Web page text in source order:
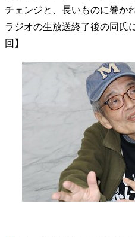
パートナーとの歩み方
親
病が教えてくれたこと
移
70代のグランドデザイン
社会・カルチャー・マネー
地域とつながる/お金との付き合
チェンジと、長いものに巻か
ラジオの生放送終了後の同
回】